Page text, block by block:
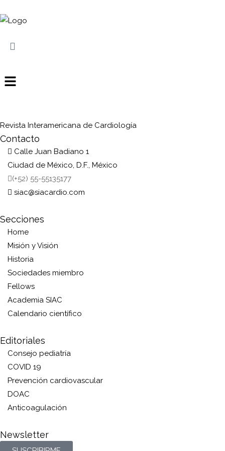
Revista Interamericana de Cardiología
Contacto
Calle Juan Badiano 1
Ciudad de México, D.F., México
(+52) 55-55135177
siac@siacardio.com
Secciones
Home
Misión y Visión
Historia
Sociedades miembro
Fellows
Academia SIAC
Calendario científico
Editoriales
Consejo pediatría
COVID 19
Prevención cardiovascular
DOAC
Anticoagulación
Newsletter